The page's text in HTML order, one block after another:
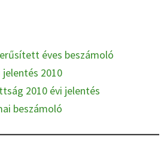
éves beszámoló
jelentés 2010
2010 évi jelentés
beszámoló